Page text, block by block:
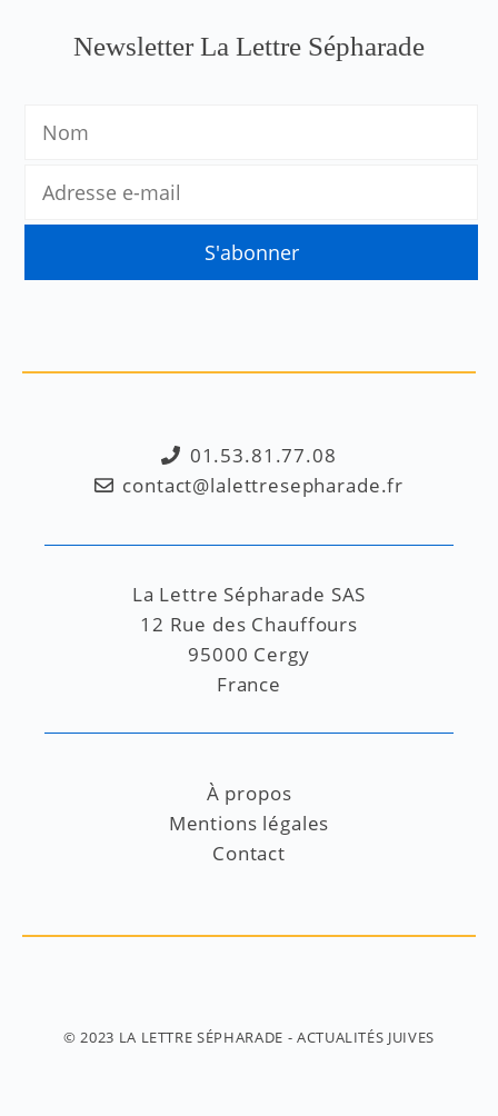
Newsletter La Lettre Sépharade
01.53.81.77.08
contact@lalettresepharade.fr
La Lettre Sépharade SAS
12 Rue des Chauffours
95000 Cergy
France
À propos
Mentions légales
Contact
© 2023 LA LETTRE SÉPHARADE - ACTUALITÉS JUIVES